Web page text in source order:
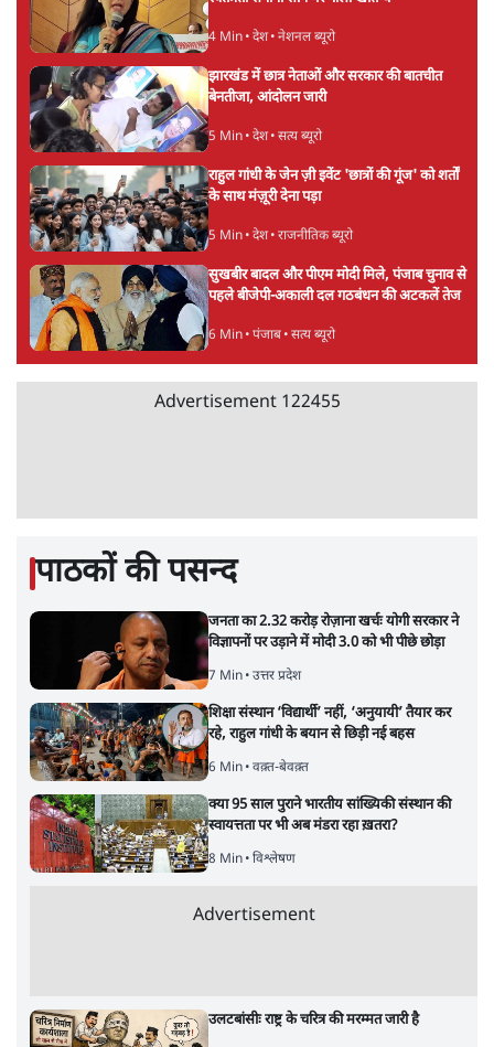
4 Min• देश• नेशनल ब्यूरो
झारखंड में छात्र नेताओं और सरकार की बातचीत
बेनतीजा, आंदोलन जारी
5 Min• देश• सत्य ब्यूरो
राहुल गांधी के जेन ज़ी इवेंट 'छात्रों की गूंज' को शर्तों
के साथ मंज़ूरी देना पड़ा
5 Min• देश• राजनीतिक ब्यूरो
सुखबीर बादल और पीएम मोदी मिले, पंजाब चुनाव से
पहले बीजेपी-अकाली दल गठबंधन की अटकलें तेज
6 Min• पंजाब• सत्य ब्यूरो
Advertisement 122455
पाठकों की पसन्द
जनता का 2.32 करोड़ रोज़ाना खर्चः योगी सरकार ने
विज्ञापनों पर उड़ाने में मोदी 3.0 को भी पीछे छोड़ा
7 Min• उत्तर प्रदेश
शिक्षा संस्थान ‘विद्यार्थी’ नहीं, ‘अनुयायी’ तैयार कर
रहे, राहुल गांधी के बयान से छिड़ी नई बहस
6 Min• वक़्त-बेवक़्त
क्या 95 साल पुराने भारतीय सांख्यिकी संस्थान की
स्वायत्तता पर भी अब मंडरा रहा ख़तरा?
8 Min• विश्लेषण
Advertisement
उलटबांसीः राष्ट्र के चरित्र की मरम्मत जारी है